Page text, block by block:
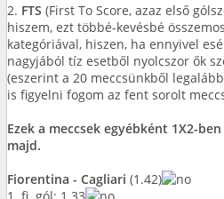
2. FTS (First To Score, azaz első
hiszem, ezt többé-kevésbé
kategóriával, hiszen, ha ennyivel
nagyjából tíz esetből nyolcszor ők
(eszerint a 20 meccsünkből
is figyelni fogom az fent sorolt
Ezek a meccsek egyébként 1X2-
majd.
Fiorentina - Cagliari (1.42)